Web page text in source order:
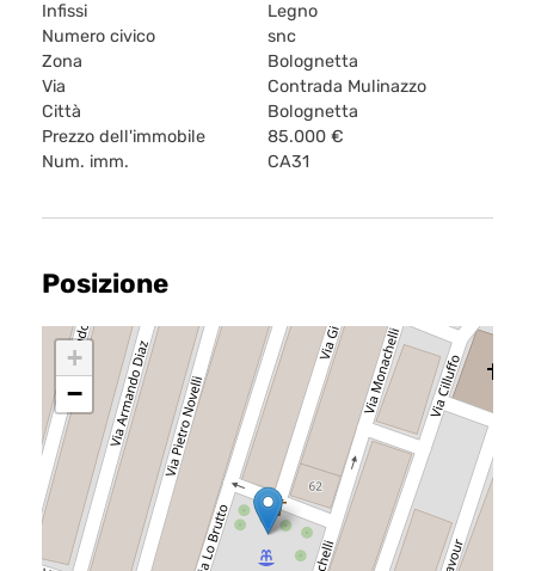
Infissi
Legno
Numero civico
snc
Zona
Bolognetta
Via
Contrada Mulinazzo
Città
Bolognetta
Prezzo dell'immobile
85.000 €
Num. imm.
CA31
Posizione
+
−